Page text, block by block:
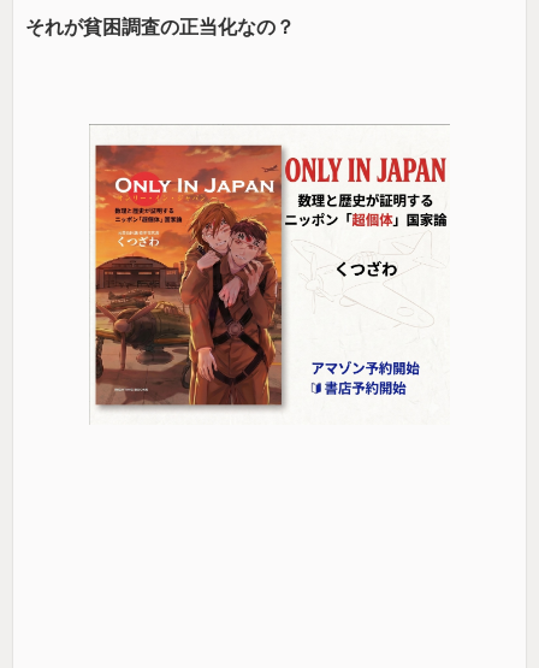
それが貧困調査の正当化なの？